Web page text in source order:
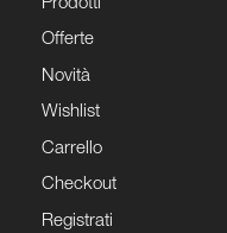
Prodotti
Offerte
Novità
Wishlist
Carrello
Checkout
Registrati